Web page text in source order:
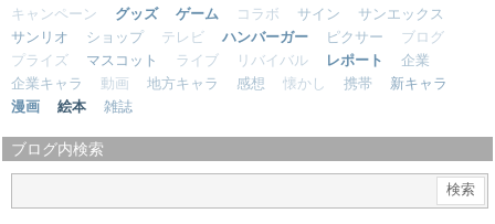
キャンペーン
グッズ ゲーム コラボ サイン
サンエックス
サンリオ
ショップ テレビ ハンバーガー ピクサー
ブログ
プライズ
マスコット ライブ リバイバル レポート
企業
企業キャラ
動画 地方キャラ 感想 懐かし 携帯
新キャラ
漫画
絵本 雑誌
ブログ内検索